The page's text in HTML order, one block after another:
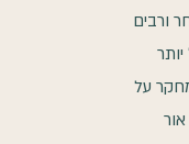
ורבים
על